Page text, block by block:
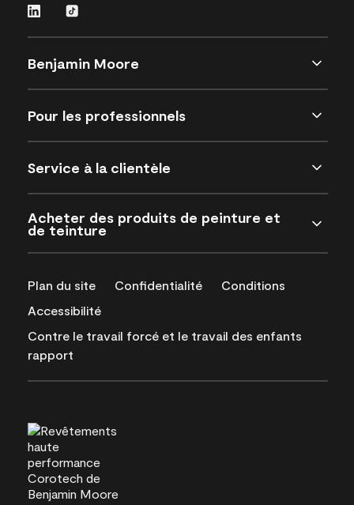
Benjamin Moore
Pour les professionnels
Service à la clientèle
Acheter des produits de peinture et
de teinture
Plan du site Confidentialité
Conditions
Accessibilité
Contre le travail forcé et le travail des enfants
rapport